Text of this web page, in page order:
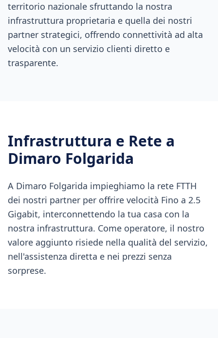
territorio nazionale sfruttando la nostra
infrastruttura proprietaria e quella dei nostri
partner strategici, offrendo connettività ad alta
velocità con un servizio clienti diretto e
trasparente.
Infrastruttura e Rete a
Dimaro Folgarida
A Dimaro Folgarida impieghiamo la rete FTTH
dei nostri partner per offrire velocità Fino a 2.5
Gigabit, interconnettendo la tua casa con la
nostra infrastruttura. Come operatore, il nostro
valore aggiunto risiede nella qualità del servizio,
nell'assistenza diretta e nei prezzi senza
sorprese.